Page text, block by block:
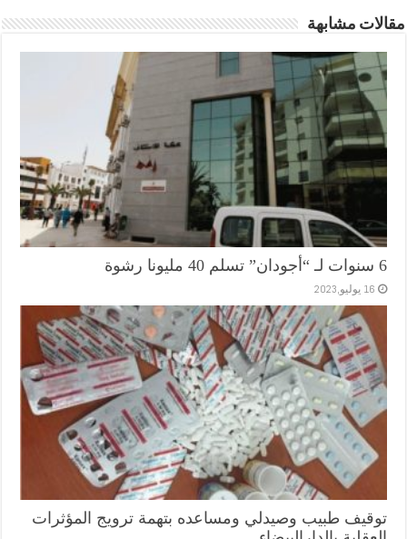
مقالات مشابهة
6 سنوات لـ “أجودان” تسلم 40 مليونا رشوة
16 يوليو,2023
توقيف طبيب وصيدلي ومساعده بتهمة ترويج المؤثرات